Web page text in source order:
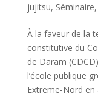
jujitsu, Séminaire,
À la faveur de la
constitutive du
de Daram
l’école publique
Extreme-Nord